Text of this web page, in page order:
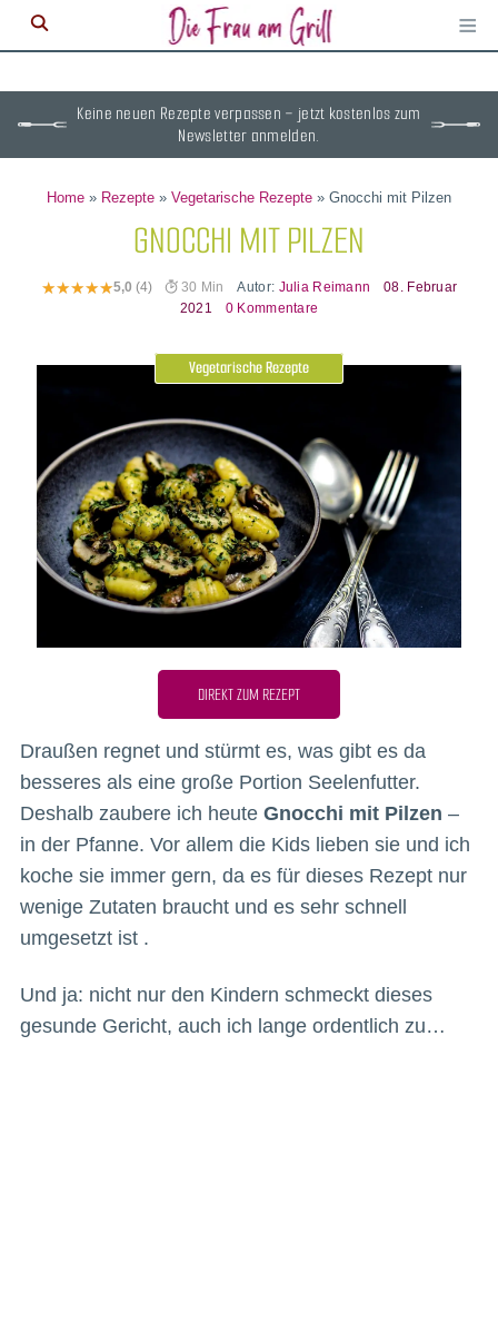
≡
Keine neuen Rezepte verpassen – jetzt kostenlos zum
Newsletter anmelden.
Home » Rezepte » Vegetarische Rezepte » Gnocchi mit Pilzen
GNOCCHI MIT PILZEN
5,0 (4) 30 Min Autor: Julia Reimann
08. Februar
2021
0 Kommentare
Vegetarische Rezepte
DIREKT ZUM REZEPT
Draußen regnet und stürmt es, was gibt es da
besseres als eine große Portion Seelenfutter.
Deshalb zaubere ich heute Gnocchi mit Pilzen –
in der Pfanne. Vor allem die Kids lieben sie und ich
koche sie immer gern, da es für dieses Rezept nur
wenige Zutaten braucht und es sehr schnell
umgesetzt ist .
Und ja: nicht nur den Kindern schmeckt dieses
gesunde Gericht, auch ich lange ordentlich zu…